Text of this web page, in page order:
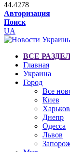
44.4278
Авторизация
Поиск
UA
ВСЕ
Главная
Украина
Город
Все
Киев
Харьков
Днепр
Одесса
Львов